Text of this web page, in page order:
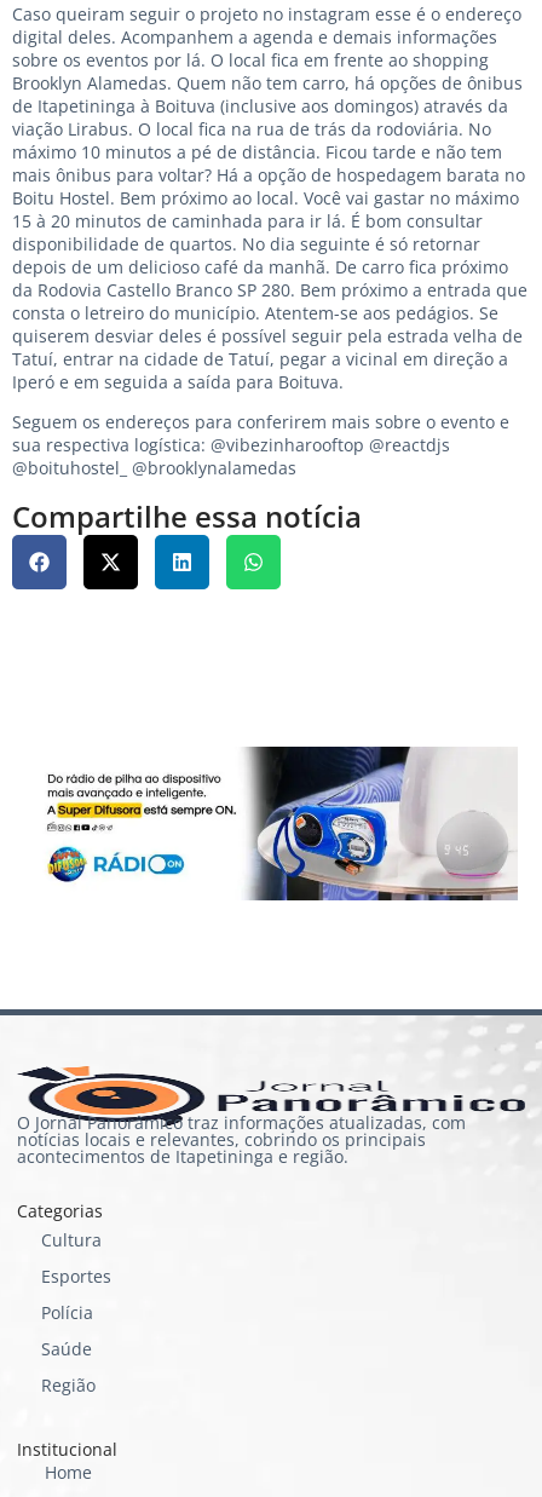
Caso queiram seguir o projeto no instagram esse é o endereço
digital deles. Acompanhem a agenda e demais informações
sobre os eventos por lá. O local fica em frente ao shopping
Brooklyn Alamedas. Quem não tem carro, há opções de ônibus
de Itapetininga à Boituva (inclusive aos domingos) através da
viação Lirabus. O local fica na rua de trás da rodoviária. No
máximo 10 minutos a pé de distância. Ficou tarde e não tem
mais ônibus para voltar? Há a opção de hospedagem barata no
Boitu Hostel. Bem próximo ao local. Você vai gastar no máximo
15 à 20 minutos de caminhada para ir lá. É bom consultar
disponibilidade de quartos. No dia seguinte é só retornar
depois de um delicioso café da manhã. De carro fica próximo
da Rodovia Castello Branco SP 280. Bem próximo a entrada que
consta o letreiro do município. Atentem-se aos pedágios. Se
quiserem desviar deles é possível seguir pela estrada velha de
Tatuí, entrar na cidade de Tatuí, pegar a vicinal em direção a
Iperó e em seguida a saída para Boituva.
Seguem os endereços para conferirem mais sobre o evento e
sua respectiva logística: @vibezinharooftop @reactdjs
@boituhostel_ @brooklynalamedas
Compartilhe essa notícia
O Jornal Panorâmico traz informações atualizadas, com
notícias locais e relevantes, cobrindo os principais
acontecimentos de Itapetininga e região.
Categorias
Cultura
Esportes
Polícia
Saúde
Região
Institucional
Home